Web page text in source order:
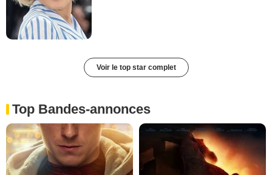
Voir le top star complet
Top Bandes-annonces